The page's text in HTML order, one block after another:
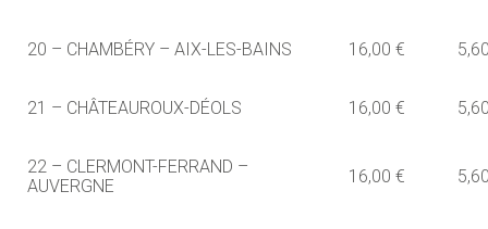
20 – CHAMBÉRY – AIX-LES-BAINS 16,00 €
21 – CHÂTEAUROUX-DÉOLS 16,00 €
22 – CLERMONT-FERRAND –
AUVERGNE
16,00 €